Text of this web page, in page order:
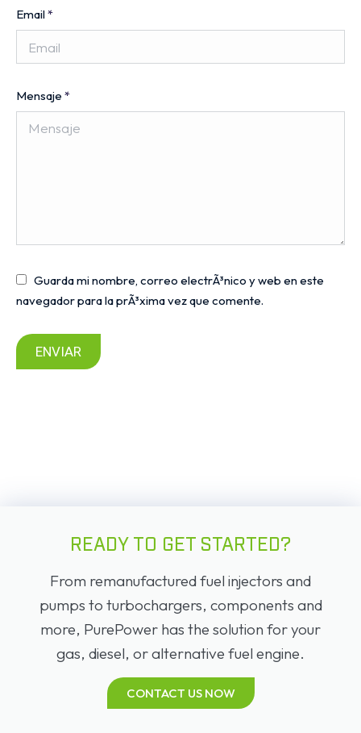
Email*
Mensaje *
Guarda mi nombre, correo electrÃ³nico y web en este
navegador para la prÃ³xima vez que comente.
ENVIAR
READY TO GET STARTED?
From remanufactured fuel injectors and
pumps to turbochargers, components and
more, PurePower has the solution for your
gas, diesel, or alternative fuel engine.
CONTACT US NOW